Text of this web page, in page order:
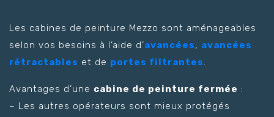
Les cabines de peinture Mezzo sont aménageables
selon vos besoins à l’aide d’avancées, avancées
rétractables et de portes filtrantes.
Avantages d’une cabine de peinture fermée :
– Les autres opérateurs sont mieux protégés